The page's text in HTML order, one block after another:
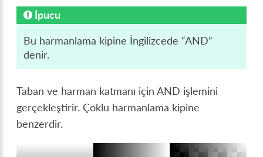
İpucu
Bu harmanlama kipine İngilizcede “AND”
denir.
Taban ve harman katmanı için AND işlemini
gerçekleştirir. Çoklu harmanlama kipine
benzerdir.